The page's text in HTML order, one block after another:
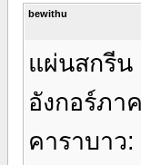
bewithu
แผ่นสกรีน
อังกอร์ภา
คาราบาว